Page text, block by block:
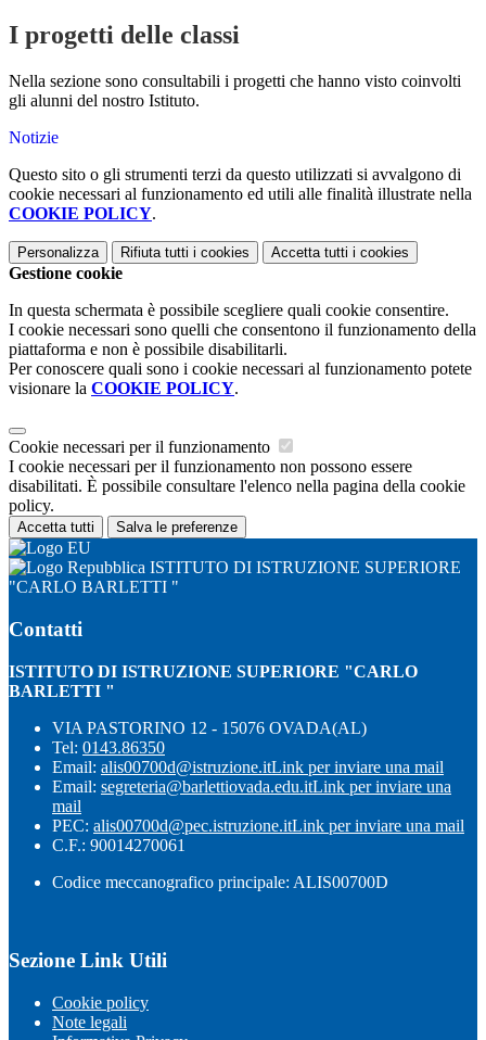
I progetti delle classi
Nella sezione sono consultabili i progetti che hanno visto coinvolti
gli alunni del nostro Istituto.
Notizie
Questo sito o gli strumenti terzi da questo utilizzati si avvalgono di
cookie necessari al funzionamento ed utili alle finalità illustrate nella
COOKIE POLICY.
Personalizza Rifiuta tutti i cookies Accetta tutti i cookies
Gestione cookie
In questa schermata è possibile scegliere quali cookie consentire.
I cookie necessari sono quelli che consentono il funzionamento della
piattaforma e non è possibile disabilitarli.
Per conoscere quali sono i cookie necessari al funzionamento potete
visionare la COOKIE POLICY.
Cookie necessari per il funzionamento
I cookie necessari per il funzionamento non possono essere
disabilitati. È possibile consultare l'elenco nella pagina della cookie
policy.
Accetta tutti Salva le preferenze
ISTITUTO DI ISTRUZIONE SUPERIORE
"CARLO BARLETTI "
Contatti
ISTITUTO DI ISTRUZIONE SUPERIORE "CARLO
BARLETTI "
VIA PASTORINO 12 - 15076 OVADA(AL)
Tel: 0143.86350
Email: alis00700d@istruzione.itLink per inviare una mail
Email: segreteria@barlettiovada.edu.itLink per inviare una
mail
PEC: alis00700d@pec.istruzione.itLink per inviare una mail
C.F.: 90014270061
Codice meccanografico principale: ALIS00700D
Sezione Link Utili
Cookie policy
Note legali